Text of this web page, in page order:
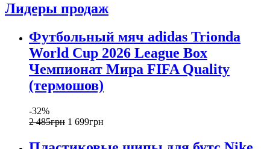
Лидеры продаж
Футбольный мяч adidas Trionda
World Cup 2026 League Box
Чемпионат Мира FIFA Quality
(термошов)
-32%
2 485грн 1 699грн